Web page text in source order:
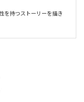
を持つストーリーを描き